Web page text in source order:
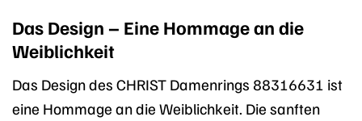
Das Design – Eine Hommage an die
Weiblichkeit
Das Design des CHRIST Damenrings 88316631 ist
eine Hommage an die Weiblichkeit. Die sanften